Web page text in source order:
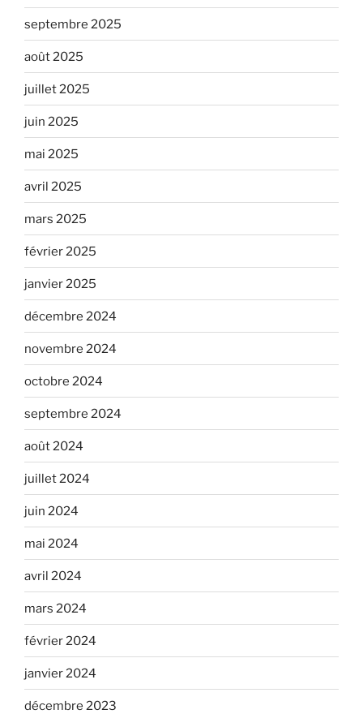
septembre 2025
août 2025
juillet 2025
juin 2025
mai 2025
avril 2025
mars 2025
février 2025
janvier 2025
décembre 2024
novembre 2024
octobre 2024
septembre 2024
août 2024
juillet 2024
juin 2024
mai 2024
avril 2024
mars 2024
février 2024
janvier 2024
décembre 2023